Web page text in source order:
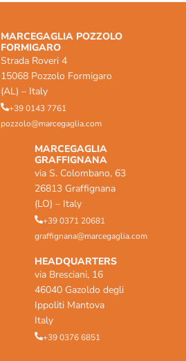
MARCEGAGLIA POZZOLO
FORMIGARO
Strada Roveri 4
15068 Pozzolo Formigaro
(AL) – Italy
+39 0143 7761
pozzolo@marcegaglia.com
MARCEGAGLIA
GRAFFIGNANA
via S. Colombano, 63
26813 Graffignana
(LO) – Italy
+39 0371 20681
graffignana@marcegaglia.com
HEADQUARTERS
via Bresciani, 16
46040 Gazoldo degli
Ippoliti Mantova
Italy
+39 0376 6851